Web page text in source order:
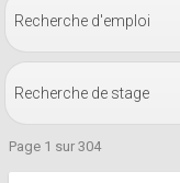
Recherche d'emploi
Recherche de stage
Page 1 sur 304